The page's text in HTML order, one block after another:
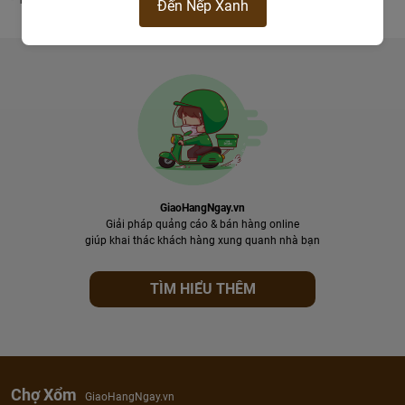
GiaoHangNgay.vn
Giải pháp quảng cáo & bán hàng online
giúp khai thác khách hàng xung quanh nhà bạn
TÌM HIỂU THÊM
Chợ Xổm GiaoHangNgay.vn
Đến Nếp Xanh